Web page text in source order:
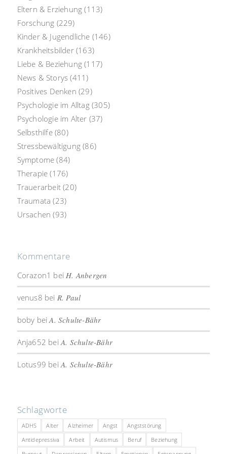
Eltern & Erziehung (113)
Forschung (229)
Kinder & Jugendliche (146)
Krankheitsbilder(163)
Liebe & Beziehung (117)
News & Storys (411)
Positives Denken (29)
Psychologie im Alltag(305)
Psychologie im Alter (37)
Selbsthilfe(80)
Stressbewältigung (86)
Symptome (84)
Therapie (176)
Trauerarbeit (20)
Traumata (23)
Ursachen (93)
Kommentare
Corazon1 bei H. Anbergen
venus8 bei R. Paul
boby beiA. Schulte-Bähr
Anja652 bei A. Schulte-Bähr
Lotus99 bei A. Schulte-Bähr
Schlagworte
ADHS Alter Alzheimer Angst
Angststörung
Antidepressiva
Arbeit Autismus Beruf
Beziehung